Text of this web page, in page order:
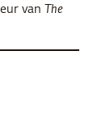
van The